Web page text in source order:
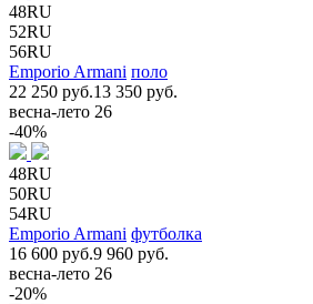
48RU
52RU
56RU
Emporio Armani поло
22 250 руб.13 350 руб.
весна-лето 26
-40%
48RU
50RU
54RU
Emporio Armani футболка
16 600 руб.9 960 руб.
весна-лето 26
-20%